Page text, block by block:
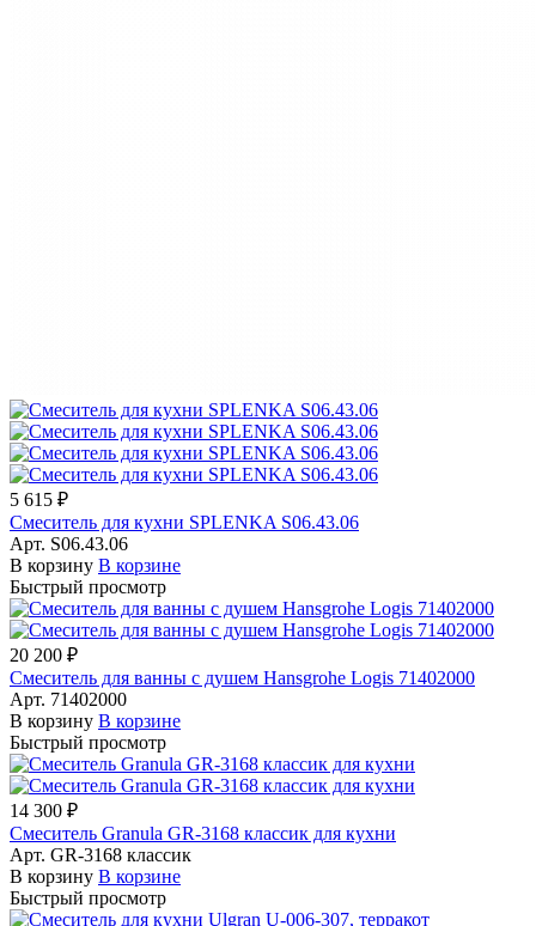
5 615 ₽
Смеситель для кухни SPLENKA S06.43.06
Арт. S06.43.06
В корзину В корзине
Быстрый просмотр
20 200 ₽
Смеситель для ванны с душем Hansgrohe Logis 71402000
Арт. 71402000
В корзину В корзине
Быстрый просмотр
14 300 ₽
Смеситель Granula GR-3168 классик для кухни
Арт. GR-3168 классик
В корзину В корзине
Быстрый просмотр